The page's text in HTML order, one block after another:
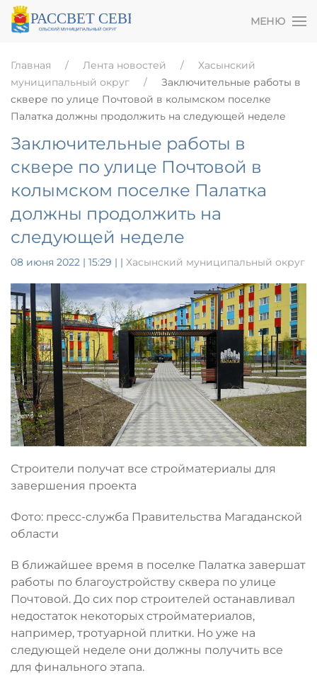
МЕНЮ
Главная Лента новостей
Хасынский
муниципальный округ
Заключительные работы в
сквере по улице Почтовой в колымском поселке
Палатка должны продолжить на следующей неделе
Заключительные работы в
сквере по улице Почтовой в
колымском поселке Палатка
должны продолжить на
следующей неделе
08 июня 2022 | 15:29 | | Хасынский муниципальный округ
Строители получат все стройматериалы для
завершения проекта
Фото: пресс-служба Правительства Магаданской
области
В ближайшее время в поселке Палатка завершат
работы по благоустройству сквера по улице
Почтовой. До сих пор строителей останавливал
недостаток некоторых стройматериалов,
например, тротуарной плитки. Но уже на
следующей неделе они должны получить все
для финального этапа.